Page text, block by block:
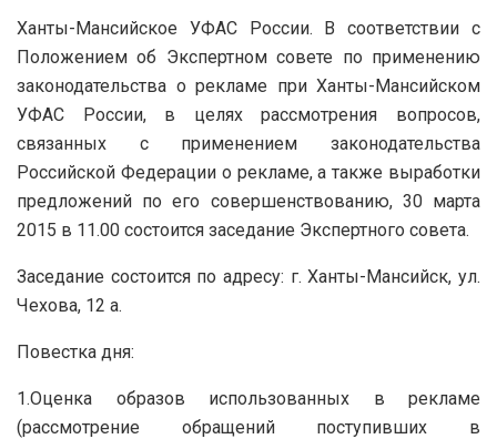
Ханты-Мансийское УФАС России. В соответствии с
Положением об Экспертном совете по применению
законодательства о рекламе при Ханты-Мансийском
УФАС России, в целях рассмотрения вопросов,
связанных с применением законодательства
Российской Федерации о рекламе, а также выработки
предложений по его совершенствованию, 30 марта
2015 в 11.00 состоится заседание Экспертного совета.
Заседание состоится по адресу: г. Ханты-Мансийск, ул.
Чехова, 12 а.
Повестка дня:
1.Оценка образов использованных в рекламе
(рассмотрение обращений поступивших в